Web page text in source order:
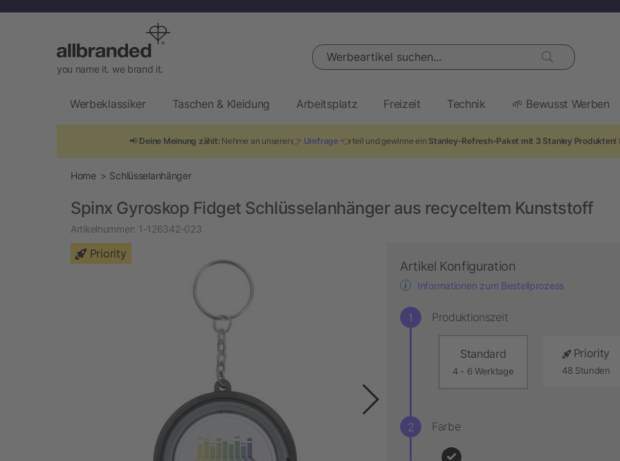
you name it. we brand it.
Werbeartikel suchen...
Werbeklassiker Taschen & Kleidung Arbeitsplatz Freizeit Technik 🌱 Bewusst Werben
📢 Deine Meinung zählt:Nehme an unserer 👉 Umfrage👈 teil und gewinne ein Stanley-Refresh-Paket mit 3 Stanley Produkten!
Home Schlüsselanhänger
Spinx Gyroskop Fidget Schlüsselanhänger aus recyceltem Kunststoff
Artikelnummer: 1-126342-023
Priority
Artikel Konfiguration
Informationen zum Bestellprozess
Produktionszeit
Standard
4 - 6 Werktage
Priority
48 Stunden
Farbe